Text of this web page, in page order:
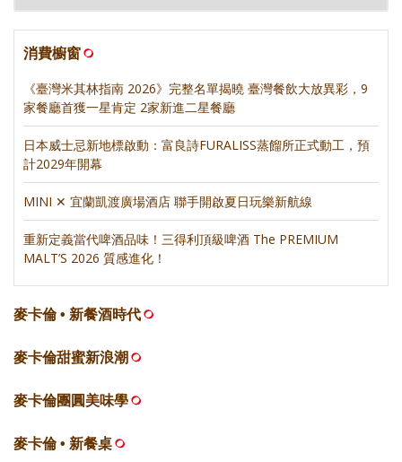
消費櫥窗
《臺灣米其林指南 2026》完整名單揭曉 臺灣餐飲大放異彩，9
家餐廳首獲一星肯定 2家新進二星餐廳
日本威士忌新地標啟動：富良詩FURALISS蒸餾所正式動工，預
計2029年開幕
MINI ✕ 宜蘭凱渡廣場酒店 聯手開啟夏日玩樂新航線
重新定義當代啤酒品味！三得利頂級啤酒 The PREMIUM
MALT’S 2026 質感進化！
麥卡倫 • 新餐酒時代
麥卡倫甜蜜新浪潮
麥卡倫團圓美味學
麥卡倫 • 新餐桌